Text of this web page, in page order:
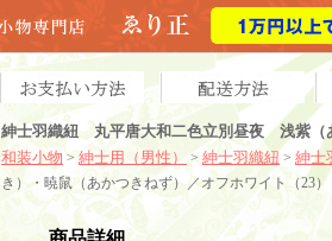
紳士羽織紐 丸平唐大和二色立別昼夜 浅紫（
和装小物 > 紳士用（男性） >紳士羽織紐 > 紳士
き）・暁鼠（あかつきねず）／オフホワイト（23）